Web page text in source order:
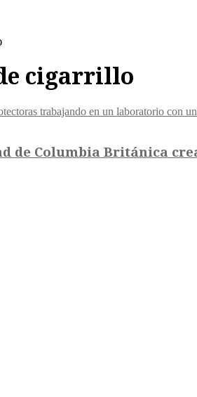
cigarrillo
de Columbia Británica